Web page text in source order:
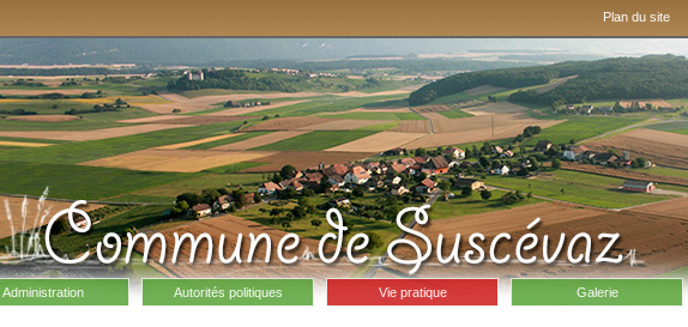
Plan du site
Administration Autorités politiques Vie pratique Galerie